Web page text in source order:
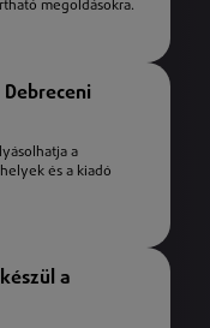
megoldásokra.
a
és a kiadó
a